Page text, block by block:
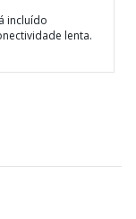
incluído
lenta.